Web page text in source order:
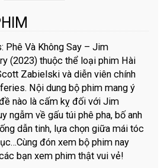
Và Không Say – Jim
(2023) thuộc thể loại phim Hài
Zabielski và diễn viên chính
Nội dung bộ phim mang ý
nào là cấm kỵ đối với Jim
ngẫm về gấu túi phê pha, bố anh
dẫn tinh, lựa chọn giữa mái tóc
đón xem bộ phim nay
bạn xem phim thật vui vẻ!